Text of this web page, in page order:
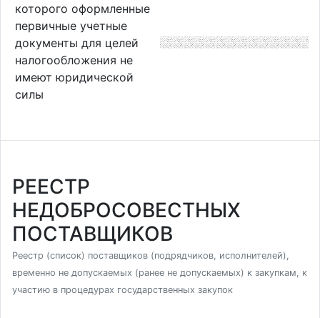
которого оформленные
первичные учетные
документы для целей
налогообложения не
имеют юридической
силы
РЕЕСТР
НЕДОБРОСОВЕСТНЫХ
ПОСТАВЩИКОВ
Реестр (список) поставщиков (подрядчиков, исполнителей),
временно не допускаемых (ранее не допускаемых) к закупкам, к
участию в процедурах государственных закупок